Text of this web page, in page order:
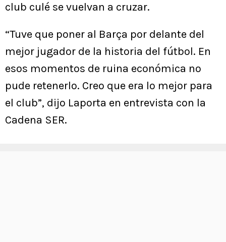
club culé se vuelvan a cruzar.
“Tuve que poner al Barça por delante del
mejor jugador de la historia del fútbol. En
esos momentos de ruina económica no
pude retenerlo. Creo que era lo mejor para
el club”, dijo Laporta en entrevista con la
Cadena SER.